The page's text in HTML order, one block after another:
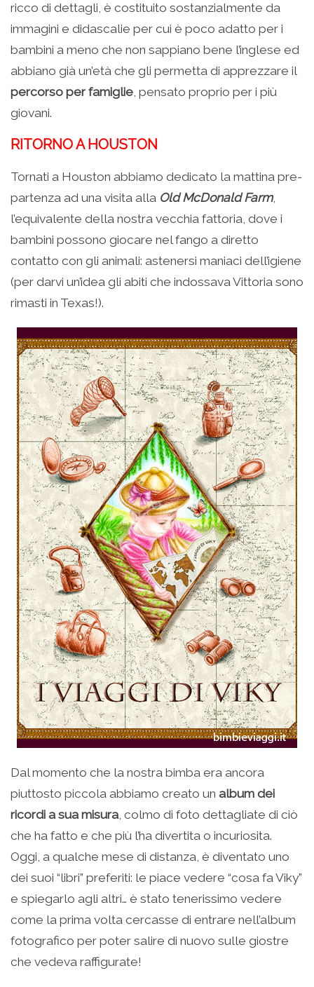
ricco di dettagli, è costituito sostanzialmente da
immagini e didascalie per cui è poco adatto per i
bambini a meno che non sappiano bene l’inglese ed
abbiano già un’età che gli permetta di apprezzare il
percorso per famiglie , pensato proprio per i più
giovani.
RITORNO A HOUSTON
Tornati a Houston abbiamo dedicato la mattina pre-
partenza ad una visita alla Old McDonald Farm,
l’equivalente della nostra vecchia fattoria, dove i
bambini possono giocare nel fango a diretto
contatto con gli animali: astenersi maniaci dell’igiene
(per darvi un’idea gli abiti che indossava Vittoria sono
rimasti in Texas!).
Dal momento che la nostra bimba era ancora
piuttosto piccola abbiamo creato un album dei
ricordi a sua misura, colmo di foto dettagliate di ciò
che ha fatto e che più l’ha divertita o incuriosita.
Oggi, a qualche mese di distanza, è diventato uno
dei suoi “libri” preferiti: le piace vedere “cosa fa Viky”
e spiegarlo agli altri… è stato tenerissimo vedere
come la prima volta cercasse di entrare nell’album
fotografico per poter salire di nuovo sulle giostre
che vedeva raffigurate!